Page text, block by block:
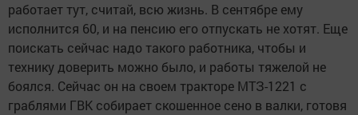
работает тут, считай, всю жизнь. В сентябре ему
исполнится 60, и на пенсию его отпускать не хотят. Еще
поискать сейчас надо такого работника, чтобы и
технику доверить можно было, и работы тяжелой не
боялся. Сейчас он на своем тракторе МТЗ-1221 с
граблями ГВК собирает скошенное сено в валки, готовя